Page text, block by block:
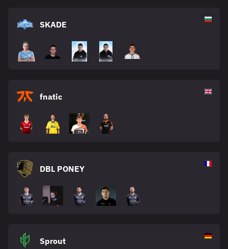
SKADE
fnatic
DBL PONEY
Sprout